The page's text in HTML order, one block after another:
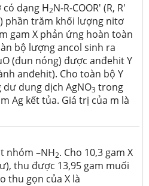
có dạng H2N-R-COOR' (R, R'
phần trăm khối lượng nitơ
gam X phản ứng hoàn toàn
bộ lượng ancol sinh ra
(đun nóng) được anđehit Y
anđehit). Cho toàn bộ Y
dung dịch AgNO3 trong
Ag kết tủa. Giá trị của m là
nhóm –NH2. Cho 10,3 gam X
thu được 13,95 gam muối
thu gọn của X là